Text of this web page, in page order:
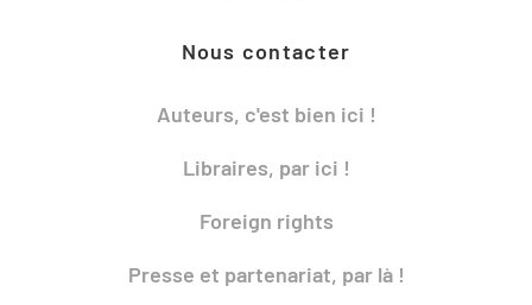
Nous contacter
Auteurs, c'est bien ici !
Libraires, par ici !
Foreign rights
Presse et partenariat, par là !